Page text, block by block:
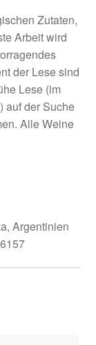
Zutaten,
Arbeit wird
der Lese sind
Lese (im
auf der Suche
Alle Weine
Argentinien